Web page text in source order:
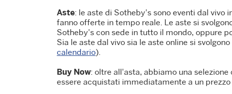
Aste: le aste di Sotheby's sono eventi dal vivo
fanno offerte in tempo reale. Le aste si
Sotheby's con sede in tutto il mondo, oppure
Sia le aste dal vivo sia le aste online si
calendario).
Buy Now: oltre all'asta, abbiamo una
essere acquistati immediatamente a un prezzo